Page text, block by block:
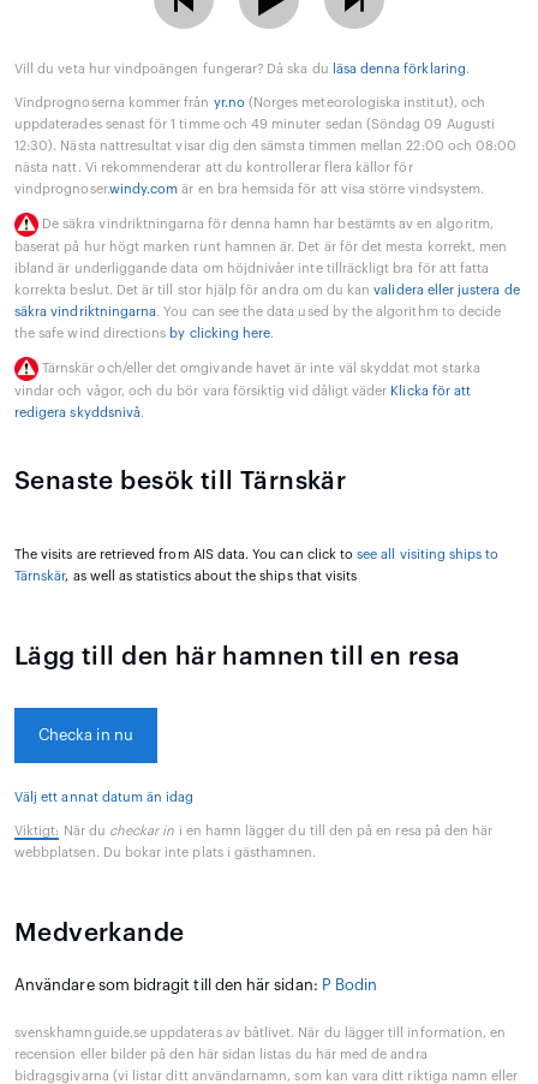
Vill du veta hur vindpoängen fungerar? Då ska du läsa denna förklaring.
Vindprognoserna kommer från yr.no (Norges meteorologiska institut), och
uppdaterades senast för 1 timme och 49 minuter sedan (Söndag 09 Augusti
12:30). Nästa nattresultat visar dig den sämsta timmen mellan 22:00 och 08:00
nästa natt. Vi rekommenderar att du kontrollerar flera källor för
vindprognoser.windy.com är en bra hemsida för att visa större vindsystem.
De säkra vindriktningarna för denna hamn har bestämts av en algoritm,
baserat på hur högt marken runt hamnen är. Det är för det mesta korrekt, men
ibland är underliggande data om höjdnivåer inte tillräckligt bra för att fatta
korrekta beslut. Det är till stor hjälp för andra om du kanvalidera eller justera de
säkra vindriktningarna. You can see the data used by the algorithm to decide
the safe wind directions by clicking here.
Tärnskär och/eller det omgivande havet är inte väl skyddat mot starka
vindar och vågor, och du bör vara försiktig vid dåligt väder Klicka för att
redigera skyddsnivå.
Senaste besök till Tärnskär
The visits are retrieved from AIS data. You can click tosee all visiting ships to
Tärnskär, as well as statistics about the ships that visits
Lägg till den här hamnen till en resa
Checka in nu
Välj ett annat datum än idag
Viktigt: När du checkar in i en hamn lägger du till den på en resa på den här
webbplatsen. Du bokar inte plats i gästhamnen.
Medverkande
Användare som bidragit till den här sidan: P Bodin
svenskhamnguide.se uppdateras av båtlivet. När du lägger till information, en
recension eller bilder på den här sidan listas du här med de andra
bidragsgivarna (vi listar ditt användarnamn, som kan vara ditt riktiga namn eller